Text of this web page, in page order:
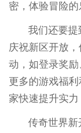
密，体验冒险的
我们还要提
庆祝新区开放
动，如登录奖
更多的游戏福
家快速提升实力
传奇世界